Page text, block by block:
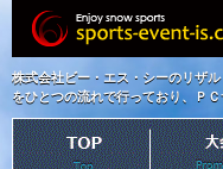
株式会社ビー・エス・シーのリザ
をひとつの流れで行っており、Ｐ